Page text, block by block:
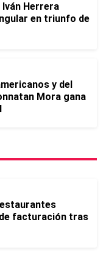
Iván Herrera
en triunfo de
y del
Mora gana
facturación tras